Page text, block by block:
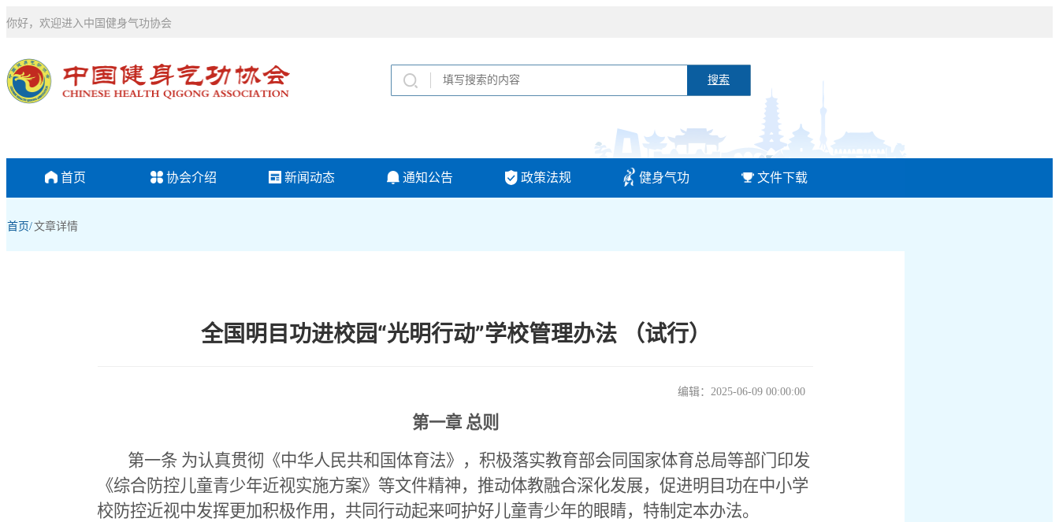
你好，欢迎进入中国健身气功协会
搜索
首页 协会介绍 新闻动态 通知公告 政策法规 健身气功 文件下载
首页/文章详情
全国明目功进校园“光明行动”学校管理办法 （试行）
编辑：2025-06-09 00:00:00
第一章 总则
第一条 为认真贯彻《中华人民共和国体育法》，积极落实教育部会同国家体育总局等部门印发
《综合防控儿童青少年近视实施方案》等文件精神，推动体教融合深化发展，促进明目功在中小学
校防控近视中发挥更加积极作用，共同行动起来呵护好儿童青少年的眼睛，特制定本办法。